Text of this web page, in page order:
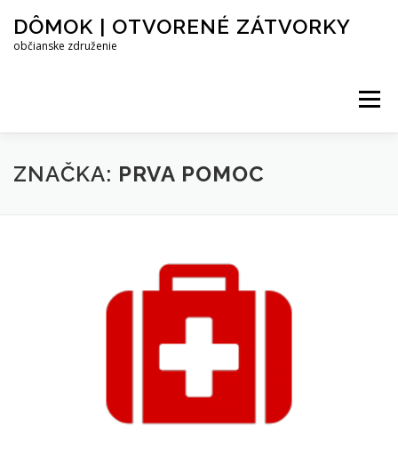
obsah
DÔMOK | OTVORENÉ ZÁTVORKY
občianske združenie
Menu
PROJEKTY KAMPANE O ZDRUŽENÍ
ZNAČKA: PRVA POMOC